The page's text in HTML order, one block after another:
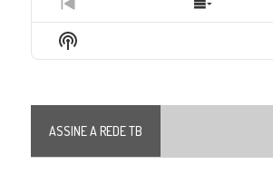
Previous
Episode
Show
Show
Podcast
ASSINE A REDE TB